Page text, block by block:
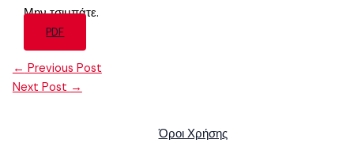
Μην τσιμπάτε.
PDF
← Previous Post
Next Post →
Όροι Χρήσης